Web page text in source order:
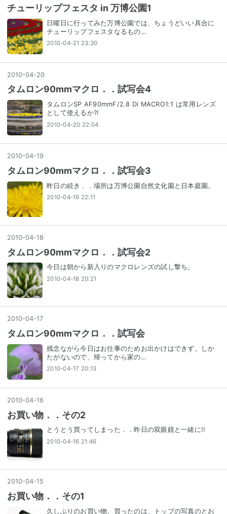
チューリップフェスタ in 万博公園1
日曜日に行ってみた万博公園では、ちょうどいい具合に
チューリップフェスタなるもの…
2010-04-21 23:30
2010-04-20
タムロン90mmマクロ．．試写会4
タムロンSP AF90mmF/2.8 Di MACRO1:1 は常用レンズ
として使えるか?!
2010-04-20 22:04
2010-04-19
タムロン90mmマクロ．．試写会3
昨日の続き．．場所は万博公園自然文化園と日本庭園。
2010-04-19 22:11
2010-04-18
タムロン90mmマクロ．．試写会2
今日は朝から新入りのマクロレンズの試し撃ち。
2010-04-18 20:21
2010-04-17
タムロン90mmマクロ．．試写会
残念ながら今日はお仕事のためお出かけはできず。しか
たがないので、帰ってから家の…
2010-04-17 20:13
2010-04-16
お買い物．．その2
とうとう買ってしまった．．昨日の双眼鏡と一緒に!!
2010-04-16 21:46
2010-04-15
お買い物．．その1
久しぶりのお買い物。買ったのは、トップの写真のとお